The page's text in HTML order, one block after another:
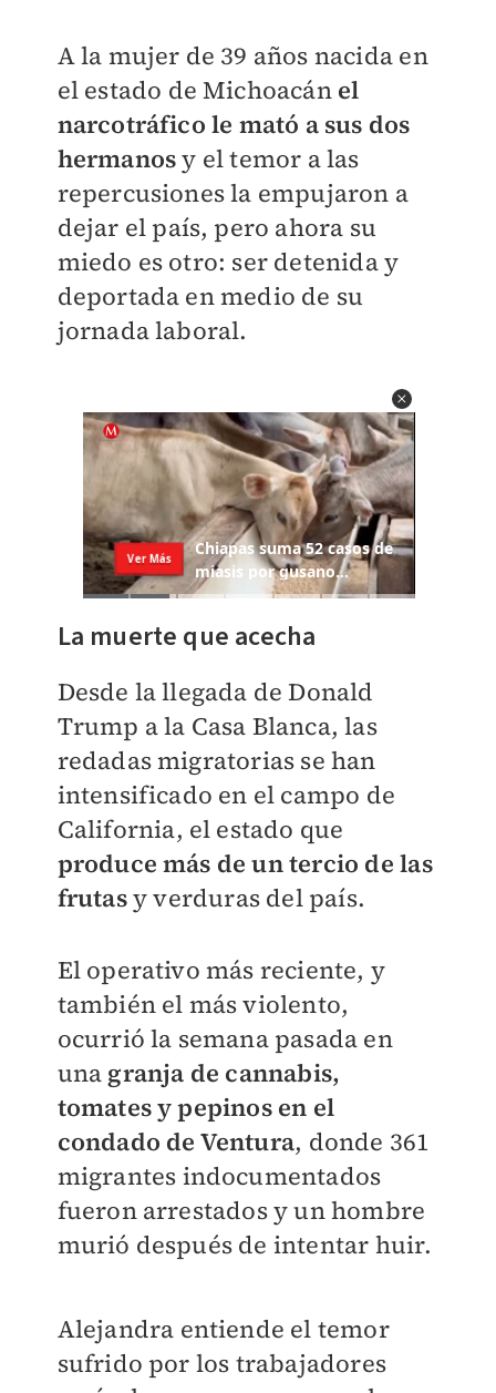
A la mujer de 39 años nacida en
el estado de Michoacán el
narcotráfico le mató a sus dos
hermanosy el temor a las
repercusiones la empujaron a
dejar el país, pero ahora su
miedo es otro: ser detenida y
deportada en medio de su
jornada laboral.
La muerte que acecha
Desde la llegada de Donald
Trump a la Casa Blanca, las
redadas migratorias se han
intensificado en el campo de
California, el estado que
produce más de un tercio de las
frutasy verduras del país.
El operativo más reciente, y
también el más violento,
ocurrió la semana pasada en
una granja de cannabis,
tomates y pepinos en el
condado de Ventura, donde 361
migrantes indocumentados
fueron arrestados y un hombre
murió después de intentar huir.
Alejandra entiende el temor
sufrido por los trabajadores